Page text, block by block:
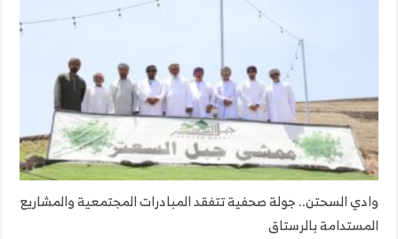
وادي السحتن.. جولة صحفية تتفقد المبادرات المجتمعية والمشاريع
المستدامة بالرستاق